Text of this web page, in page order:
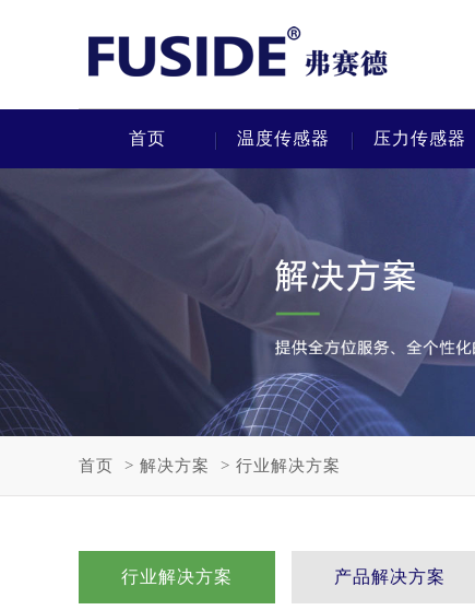
首页 温度传感器 压力传感器
首页 > 解决方案 > 行业解决方案
行业解决方案 产品解决方案